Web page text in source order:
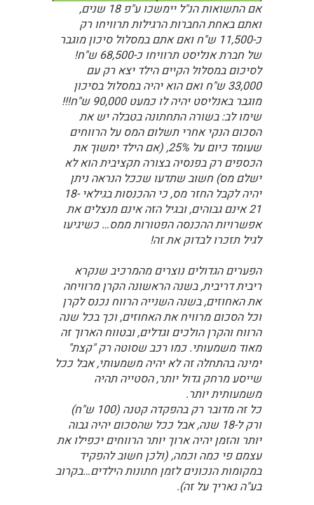
אם התשואות הנ"ל יימשכו ע"פ 18 שנים,
ואתם באחת החברות הרגילות תרוויחו רק
כ-11,500 ש"ח ואם אתם במסלול סיכון מוגבר
של חברת אנליסט תרוויחו כ-68,500 ש"ח!
לסיכום במסלול הקיים הילד יצא רק עם
33,000 ש"ח ואם הוא יהיה במסלול בסיכון
מוגבר באנליסט יהיה לו כמעט 90,000 ש"ח!!!
שימו לב: בשורה התחתונה בטבלה יש את
הסכום הנקי אחרי תשלום המס על הרווחים
שעומד כיום על 25%, (אם הילד ימשוך את
הכספים רק בפנסיה בצורה תקציבית הוא לא
ישלם מס) חשוב שתדעו שככל הנראה ניתן
יהיה לקבל החזר מס, כי ההכנסות בגילאי 18-
21 אינם גבוהים, ובגיל הזה אינם מנצלים את
אפשרויות ההכנסה הפטורות ממס… כשיגיעו
לגיל תזכרו לבדוק את זה!
הפערים הגדולים נוצרים מהמרכיב שנקרא
ריבית דריבית, בשנה הראשונה הקרן מרוויחה
את האחוזים, בשנה השנייה הרווח נכנס לקרן
וכל הסכום מרוויח את האחוזים, וכך בכל שנה
הרווח והקרן הולכים וגדלים, ובטווח הארוך זה
מאוד משמעותי. כמו רכב שסוטה רק "קצת"
ימינה בהתחלה זה לא יהיה משמעותי, אבל ככל
שייסע מרחק גדול יותר, הסטייה תהיה
משמעותית יותר.
כל זה מדובר רק בהפקדה קטנה (100 ש"ח)
ורק ל-18 שנה, אבל ככל שהסכום יהיה גבוה
יותר והזמן יהיה ארוך יותר הרווחים יכפילו את
עצמם פי כמה וכמה, (ולכן חשוב להפקיד
במקומות הנכונים לזמן חתונות הילדים…בקרוב
בע"ה נאריך על זה).